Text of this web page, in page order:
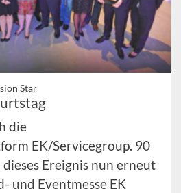
Star
die
EK/Servicegroup. 90
Ereignis nun erneut
und Eventmesse EK